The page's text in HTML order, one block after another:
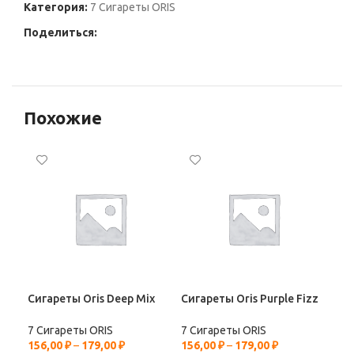
Категория: 7 Сигареты ORIS
Поделиться:
Похожие
Сигареты Oris Deep Mix
7 Сигареты ORIS
156,00₽– 179,00₽
Сигареты Oris Purple Fizz
7 Сигареты ORIS
156,00₽– 179,00₽